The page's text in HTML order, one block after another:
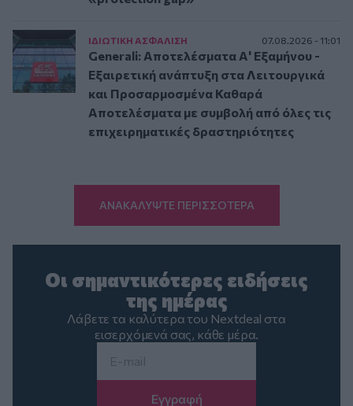
ΙΔΙΩΤΙΚΗ ΑΣΦAΛΙΣΗ 07.08.2026 - 11:01
Generali: Αποτελέσματα Α' Εξαμήνου -
Εξαιρετική ανάπτυξη στα Λειτουργικά
και Προσαρμοσμένα Καθαρά
Αποτελέσματα με συμβολή από όλες τις
επιχειρηματικές δραστηριότητες
ΑΝΑΚΑΛΥΨΤΕ ΠΕΡΙΣΣΟΤΕΡΑ
Οι σημαντικότερες ειδήσεις
της ημέρας
Λάβετε τα καλύτερα του Nextdeal στα
εισερχόμενά σας, κάθε μέρα.